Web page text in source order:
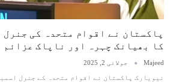
پاکستان نے اقوام متحدہ کی
کا بھیانک چہرہ اور ناپاک
Majeed جولائی 2, 2025
نیویارک پاکستان نے اقوام متحدہ کے جنرل